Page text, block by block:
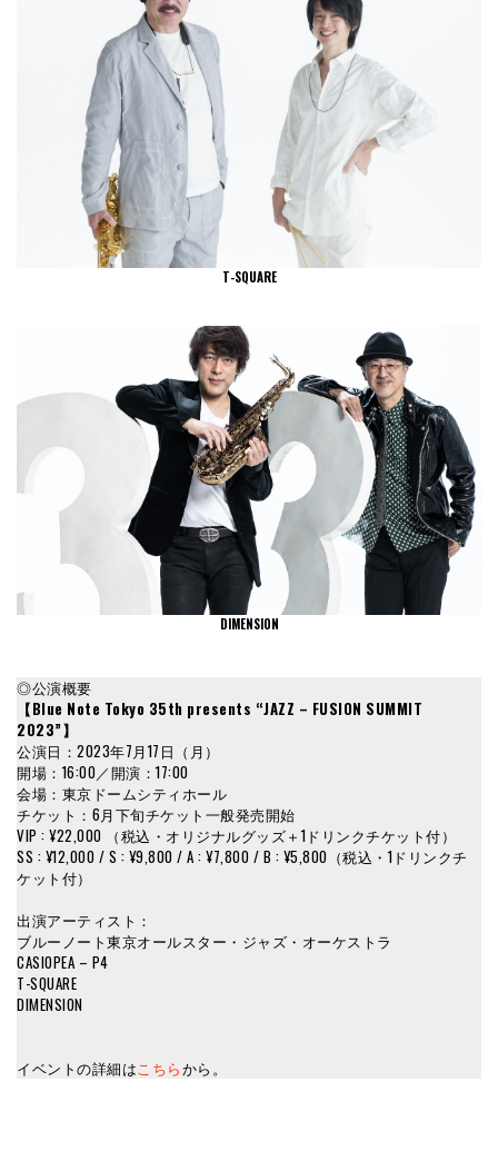
T-SQUARE
DIMENSION
◎公演概要
【Blue Note Tokyo 35th presents “JAZZ – FUSION SUMMIT
2023”】
公演日：2023年7月17日（月）
開場：16:00／開演：17:00
会場：東京ドームシティホール
チケット：6月下旬チケット一般発売開始
VIP : ¥22,000 （税込・オリジナルグッズ＋1ドリンクチケット付）
SS : ¥12,000 / S : ¥9,800 / A : ¥7,800 / B : ¥5,800（税込・1ドリンクチ
ケット付）
出演アーティスト：
ブルーノート東京オールスター・ジャズ・オーケストラ
CASIOPEA – P4
T-SQUARE
DIMENSION
イベントの詳細はこちらから。